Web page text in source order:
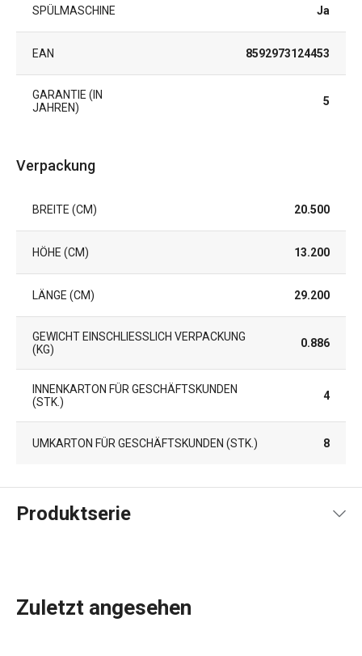
SPÜLMASCHINE Ja
EAN 8592973124453
GARANTIE (IN
JAHREN)
5
Verpackung
BREITE (CM) 20.500
HÖHE (CM) 13.200
LÄNGE (CM) 29.200
GEWICHT EINSCHLIESSLICH VERPACKUNG (
KG)
0.886
INNENKARTON FÜR GESCHÄFTSKUNDEN
(STK.)
4
UMKARTON FÜR GESCHÄFTSKUNDEN (STK.) 8
Produktserie
Zuletzt angesehen